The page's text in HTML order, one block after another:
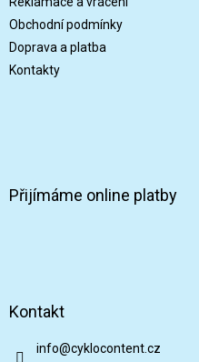
Obchodní podmínky
Doprava a platba
Kontakty
Přijímáme online platby
Kontakt
info@cyklocontent.cz